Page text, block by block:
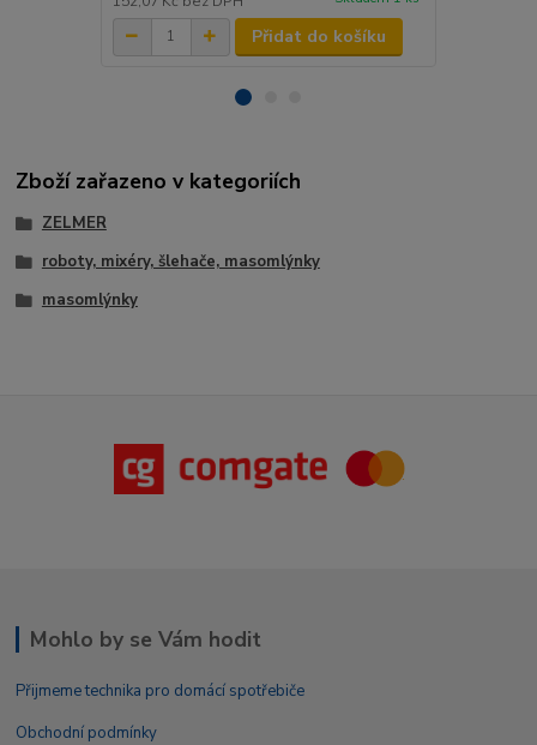
Přidat do košíku
Zboží zařazeno v kategoriích
ZELMER
roboty, mixéry, šlehače, masomlýnky
masomlýnky
Mohlo by se Vám hodit
Přijmeme technika pro domácí spotřebiče
Obchodní podmínky